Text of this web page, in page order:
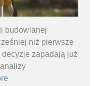
budowlanej
niż pierwsze
zapadają już